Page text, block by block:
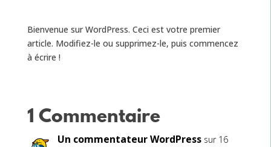
Bienvenue sur WordPress. Ceci est votre premier
article. Modifiez-le ou supprimez-le, puis commencez
à écrire !
1 Commentaire
Un commentateur WordPress sur 16